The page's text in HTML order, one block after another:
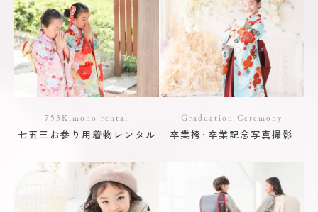
753Kimono rental
七五三お参り用着物レンタル
Graduation Ceremony
卒業袴･卒業記念写真撮影